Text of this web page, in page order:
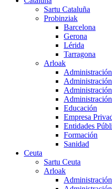
Sartu Cataluña
Probinziak
Barcelona
Gerona
Lérida
Tarragona
Arloak
Educación
Empresa
Entidades
Formación
Sanidad
Ceuta
Sartu Ceuta
Arloak